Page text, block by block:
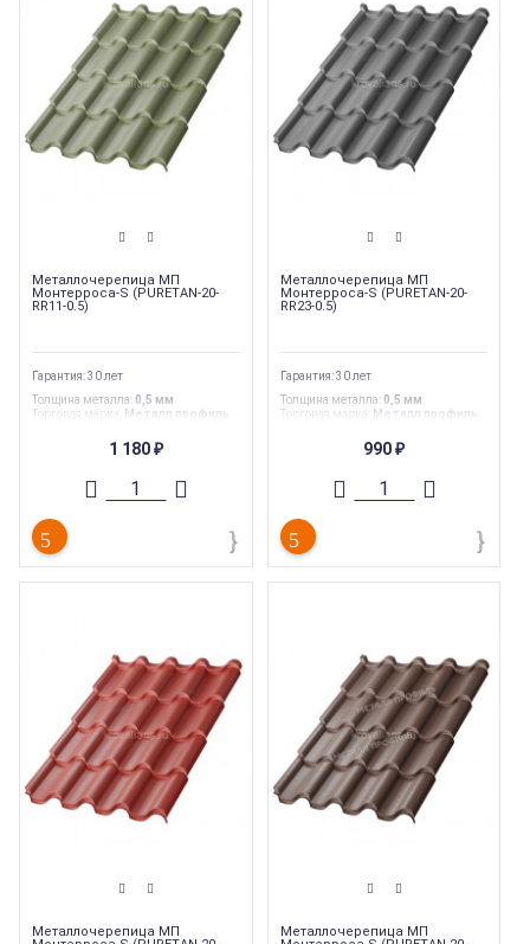
Металлочерепица МП
Монтерроса-S (PURETAN-20-
RR11-0.5)
Гарантия: 30 лет
Толщина металла: 0,5 мм
Торговая марка
Металл профиль
Страна производства :Россия
1,11 м1 180 ₽
Металлочерепица МП
Монтерроса-S (PURETAN-20-
RR23-0.5)
Гарантия: 30 лет
Толщина металла: 0,5 мм
Торговая марка
Металл профиль
Страна производства:
1,11 м990₽
Металлочерепица МП
Металлочерепица МП